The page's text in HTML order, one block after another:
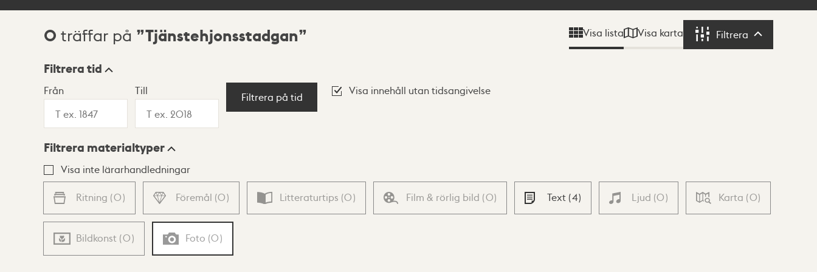
Sökresultat
0 träffar på Tjänstehjonsstadgan Visa lista Visa karta Filtrera Filtrera
Visningsläge
Lista Karta
Filtrera tid
Från Till
Filtrera på tid
Visa innehåll utan tidsangivelse
Filtrera materialtyper
Visa inte lärarhandledningar
Ritning (0) Föremål (0) Litteraturtips (0) Film & rörlig bild (0) Text (4) Ljud (0) Karta (0)
Bildkonst (0) Foto (0)